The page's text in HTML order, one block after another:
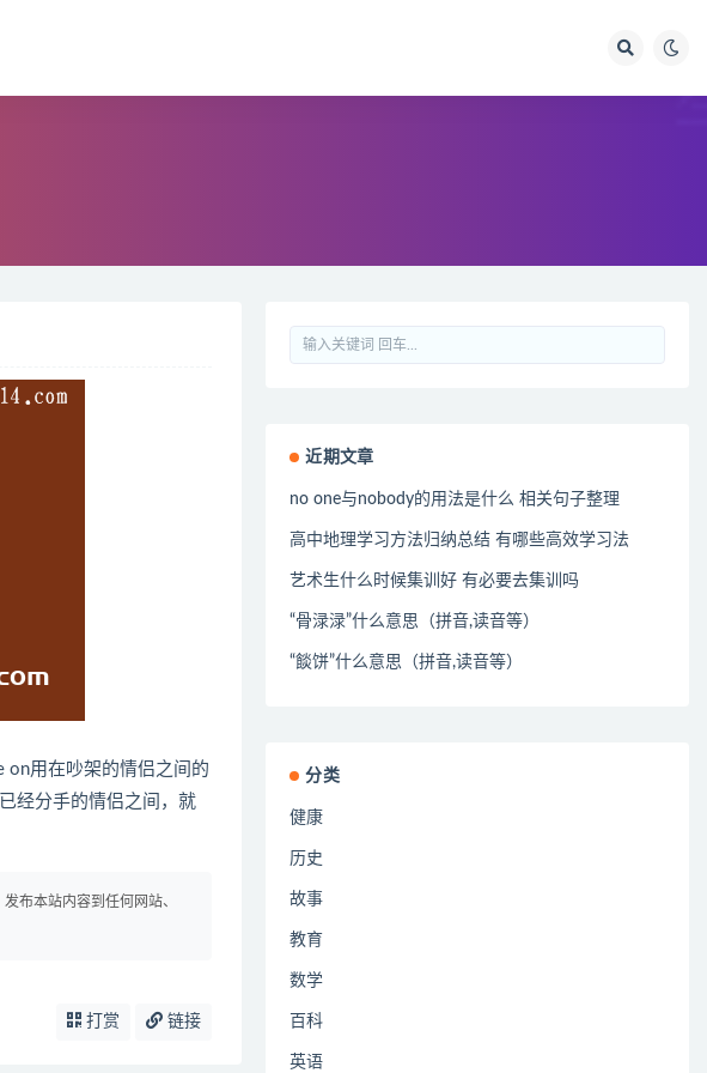
用在吵架的情侣之间的
经分手的情侣之间，就
布本站内容到任何网站、
打赏 链接
近期文章
no one与nobody的用法是什么 相关句子整理
高中地理学习方法归纳总结 有哪些高效学习法
艺术生什么时候集训好 有必要去集训吗
“骨渌渌”什么意思（拼音,读音等）
“餤饼”什么意思（拼音,读音等）
分类
健康
历史
故事
教育
数学
百科
英语